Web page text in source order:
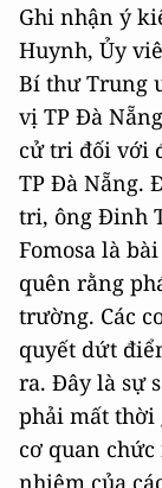
Ghi nhận ý
Huynh, Ủy
Bí thư Trung
vị TP Đà
cử tri đối với
TP Đà Nẵng.
tri, ông Đinh
Fomosa là
quên rằng
trường. Các
quyết dứt
ra. Đây là sự
phải mất thời
cơ quan
nhiệm của